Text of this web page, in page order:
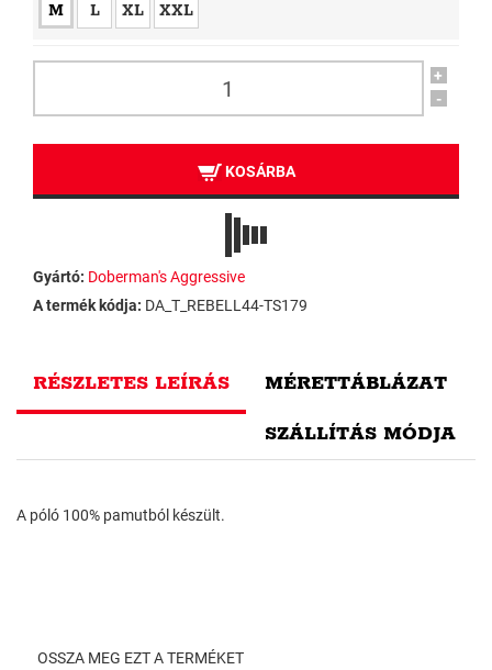
M L XL XXL
+
-
KOSÁRBA
Gyártó: Doberman's Aggressive
A termék kódja: DA_T_REBELL44-TS179
RÉSZLETES LEÍRÁS MÉRETTÁBLÁZAT
SZÁLLÍTÁS MÓDJA
A póló 100% pamutból készült.
OSSZA MEG EZT A TERMÉKET